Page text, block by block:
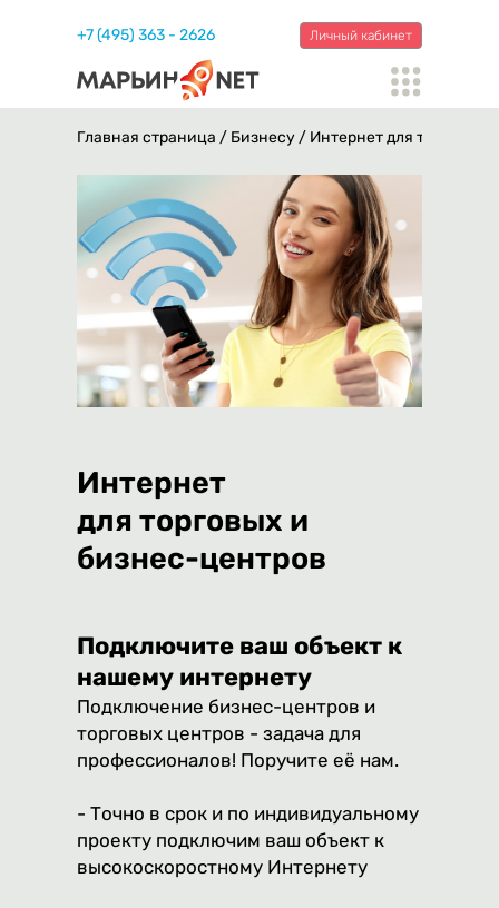
+7 (495) 363 - 2626 Личный кабинет
Главная страница / Бизнесу / Интернет для торговых
Интернет
для торговых и
бизнес-центров
Подключите ваш объект к
нашему интернету
Подключение бизнес-центров и
торговых центров - задача для
профессионалов! Поручите её нам.
- Точно в срок и по индивидуальному
проекту подключим ваш объект к
высокоскоростному Интернету